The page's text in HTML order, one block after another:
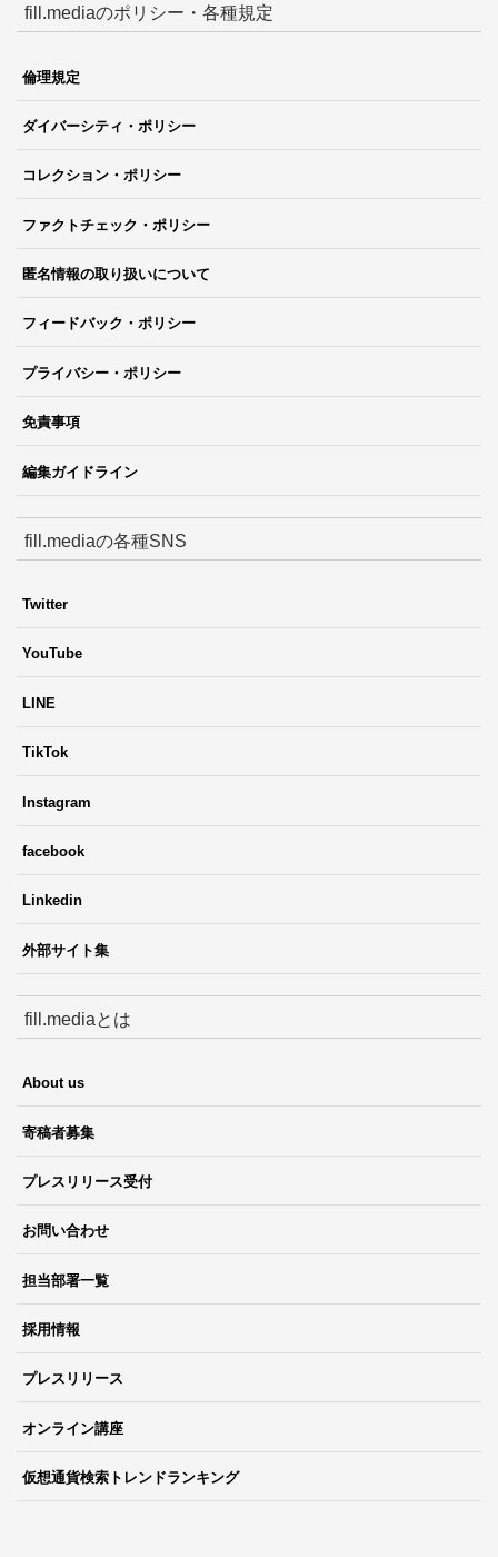
fill.mediaのポリシー・各種規定
倫理規定
ダイバーシティ・ポリシー
コレクション・ポリシー
ファクトチェック・ポリシー
匿名情報の取り扱いについて
フィードバック・ポリシー
プライバシー・ポリシー
免責事項
編集ガイドライン
fill.mediaの各種SNS
Twitter
YouTube
LINE
TikTok
Instagram
facebook
Linkedin
外部サイト集
fill.mediaとは
About us
寄稿者募集
プレスリリース受付
お問い合わせ
担当部署一覧
採用情報
プレスリリース
オンライン講座
仮想通貨検索トレンドランキング